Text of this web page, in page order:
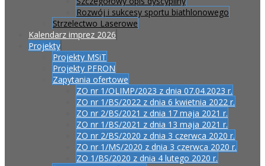
Rozwój i sukcesy sportu biathlonowego
Strzelectwo Laserowe
Kalendarz imprez 2026
Projekty
Projekty MSiT
Projekty PFRON
Zapytania ofertowe
ZO nr 1/OLIMP/2023 z dnia 07.04.2023 r.
ZO nr 1/BS/2022 z dnia 6 kwietnia 2022 r.
ZO nr 2/BS/2021 z dnia 17 maja 2021 r.
ZO nr 1/BS/2021 z dnia 13 maja 2021 r.
ZO nr 2/BS/2020 z dnia 3 czerwca 2020 r.
ZO nr 1/MS/2020 z dnia 3 czerwca 2020 r.
ZO 1/BS/2020 z dnia 4 lutego 2020 r.